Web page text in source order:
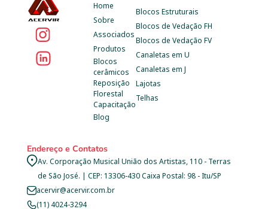
Home
Sobre
Blog
Associados
Produtos
Blocos
cerâmicos
Reposição
Florestal
Capacitação
Blocos Estruturais
Blocos de Vedação FH
Blocos de Vedação FV
Canaletas em U
Canaletas em J
Lajotas
Telhas
Endereço e Contatos
Av. Corporação Musical União dos Artistas, 110 - Terras
de São José. | CEP: 13306-430 Caixa Postal: 98 - Itu/SP
acervir@acervir.com.br
(11) 4024-3294